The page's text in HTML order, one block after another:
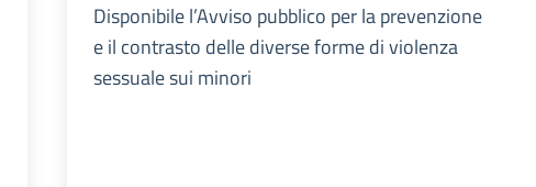
Disponibile l’Avviso pubblico per la prevenzione
e il contrasto delle diverse forme di violenza
sessuale sui minori